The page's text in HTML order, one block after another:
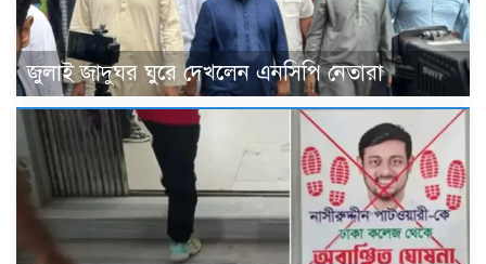
জুলাই জাদুঘর ঘুরে দেখলেন এনসিপি নেতারা